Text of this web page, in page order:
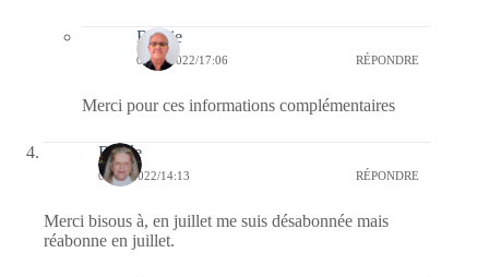
Bernie
06/06/2022/17:06 RÉPONDRE
Merci pour ces informations complémentaires
Renée
05/06/2022/14:13 RÉPONDRE
Merci bisous à, en juillet me suis désabonnée mais
réabonne en juillet.